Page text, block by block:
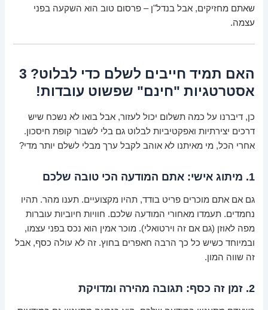
שאתם מחזיקים, אבל בנדל"ן – פרסום טוב הוא השקעה בפני
עצמה.
האם תמיד חייבים לשלם כדי לבלוט? 3
אסטרטגיות "חינם" שפשוט עובדות!
כן, דיברנו על כמה תשלום יכול לעזור, אבל בואו לא נשכח שיש
דרכים יצירתיות ואפקטיביות לבלוט גם בלי לשבור קופת חיסכון.
אחרי הכל, מי מאיתנו לא אוהב לקבל ערך מבלי לשלם יותר מדי?
1. מיתוג אישי: אתם המודעה הכי טובה שלכם
גם אם אתם מוכרים פריט בודד, תהיו מקצועיים. תענו מהר. תהיו
נחמדים. תעמדו מאחורי המודעה שלכם. חוויות חיוביות עוברות
מפה לאוזן (גם אם זה וירטואלי). מוכר אמין הוא נכס בפני עצמו,
ובמיוחד כשיש כל כך הרבה חאפרים בחוץ. זה לא עולה כסף, אבל
זה שווה המון.
2. זמן זה כסף: תגובה מהירה ומדויקת